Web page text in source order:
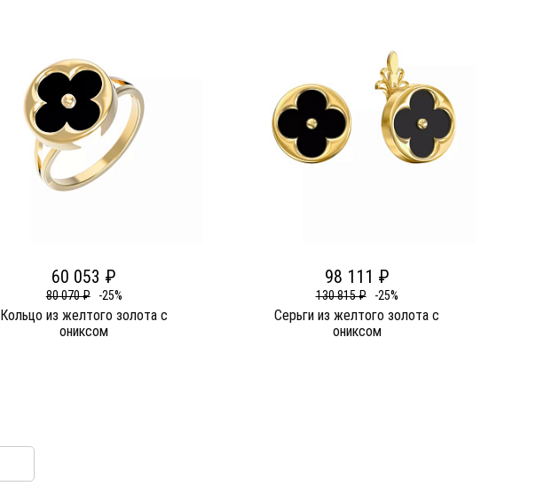
60 053 ₽
80 070 ₽ -25%
Кольцо из желтого золота c
ониксом
98 111 ₽
130 815 ₽ -25%
Серьги из желтого золота c
ониксом